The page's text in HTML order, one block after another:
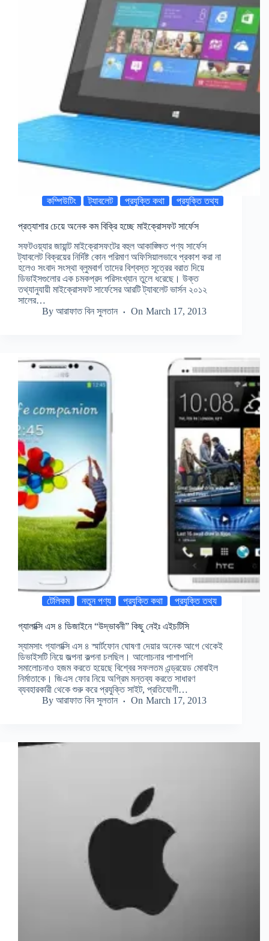
কম্পিউটিং ট্যাবলেট প্রযুক্তি কথা প্রযুক্তি তথ্য
প্রত্যাশার চেয়ে অনেক কম বিক্রি হচ্ছে মাইক্রোসফট সার্ফেস
সফটওয়্যার জায়ান্ট মাইক্রোসফটের বহুল আকাঙ্ক্ষিত পণ্য সার্ফেস
ট্যাবলেট বিক্রয়ের নির্দিষ্ট কোন পরিমাণ অফিসিয়ালভাবে প্রকাশ করা না
হলেও সংবাদ সংস্থা ব্লুমবার্গ তাদের বিশ্বস্ত সূত্রের বরাত দিয়ে
ডিভাইসগুলোর এক চমকপ্রদ পরিসংখ্যান তুলে ধরেছে। উক্ত
তথ্যানুযায়ী মাইক্রোসফট সার্ফেসের আরটি ট্যাবলেট ভার্সন ২০১২
সালের…
By আরাফাত বিন সুলতান On March 17, 2013
টেলিকম নতুন পণ্য প্রযুক্তি কথা প্রযুক্তি তথ্য
গ্যালাক্সি এস ৪ ডিজাইনে “উদ্ভাবনী” কিছু নেইঃ এইচটিসি
স্যামসাং গ্যালাক্সি এস ৪ স্মার্টফোন ঘোষণা দেয়ার অনেক আগে থেকেই
ডিভাইসটি নিয়ে জল্পনা কল্পনা চলছিল। আলোচনার পাশাপাশি
সমালোচনাও হজম করতে হয়েছে বিশ্বের সফলতম এন্ড্রয়েড মোবাইল
নির্মাতাকে। জিএস ফোর নিয়ে অগ্রিম মন্তব্য করতে সাধারণ
ব্যবহারকারী থেকে শুরু করে প্রযুক্তি সাইট, প্রতিযোগী…
By আরাফাত বিন সুলতান On March 17, 2013